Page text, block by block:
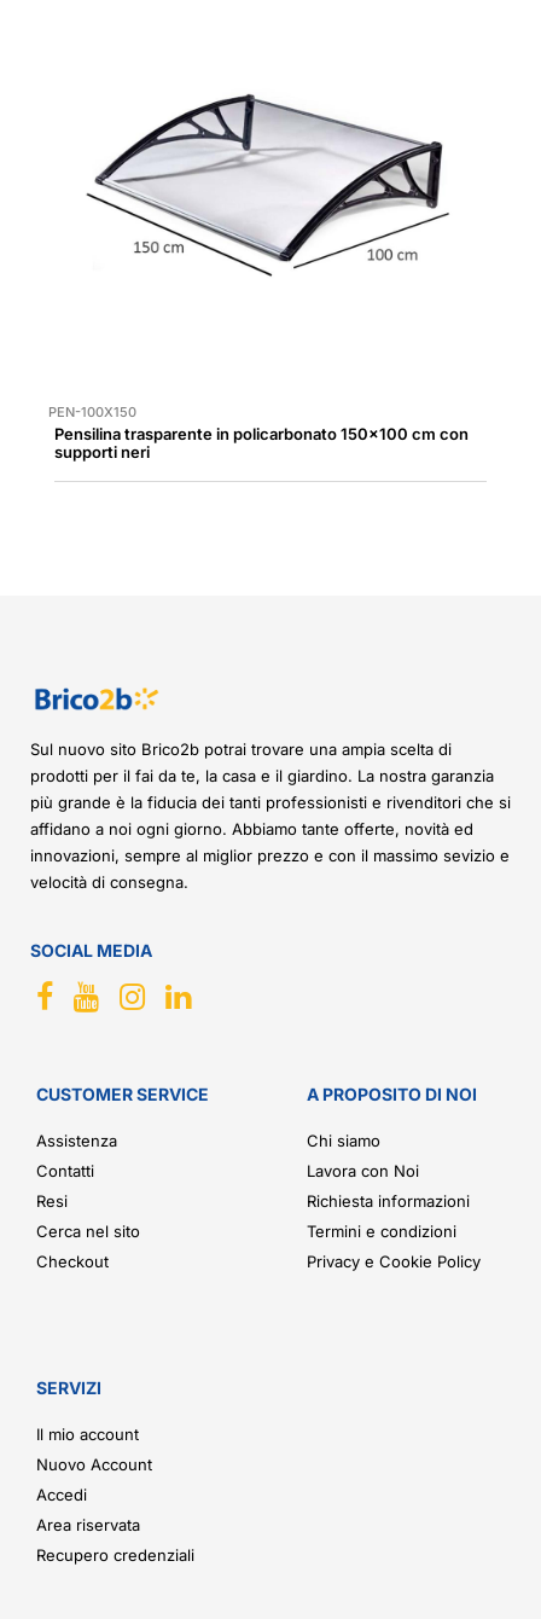
PEN-100X150
Pensilina trasparente in policarbonato 150x100 cm con
supporti neri
Sul nuovo sito Brico2b potrai trovare una ampia scelta di
prodotti per il fai da te, la casa e il giardino. La nostra garanzia
più grande è la fiducia dei tanti professionisti e rivenditori che si
affidano a noi ogni giorno. Abbiamo tante offerte, novità ed
innovazioni, sempre al miglior prezzo e con il massimo sevizio e
velocità di consegna.
SOCIAL MEDIA
CUSTOMER SERVICE
Assistenza
Contatti
Resi
Cerca nel sito
Checkout
A PROPOSITO DI NOI
Chi siamo
Lavora con Noi
Richiesta informazioni
Termini e condizioni
Privacy e Cookie Policy
SERVIZI
Il mio account
Nuovo Account
Accedi
Area riservata
Recupero credenziali